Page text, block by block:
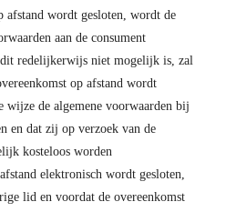
afstand wordt gesloten, wordt de
aan de consument
redelijkerwijs niet mogelijk is, zal
op afstand wordt
wijze de algemene voorwaarden bij
en dat zij op verzoek van de
kosteloos worden
elektronisch wordt gesloten,
lid en voordat de overeenkomst